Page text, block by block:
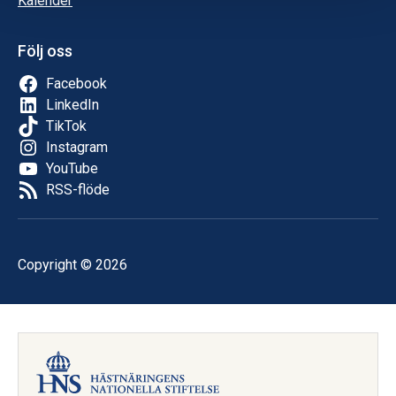
Följ oss
Facebook
LinkedIn
TikTok
Instagram
YouTube
RSS-flöde
Copyright © 2026